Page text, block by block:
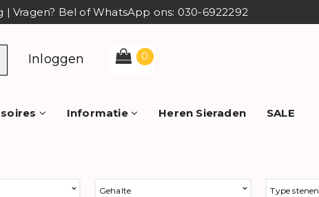
| Vragen? Bel of WhatsApp ons: 030-6922292
Inloggen 0
Informatie Heren Sieraden SALE
Gehalte Type stenen